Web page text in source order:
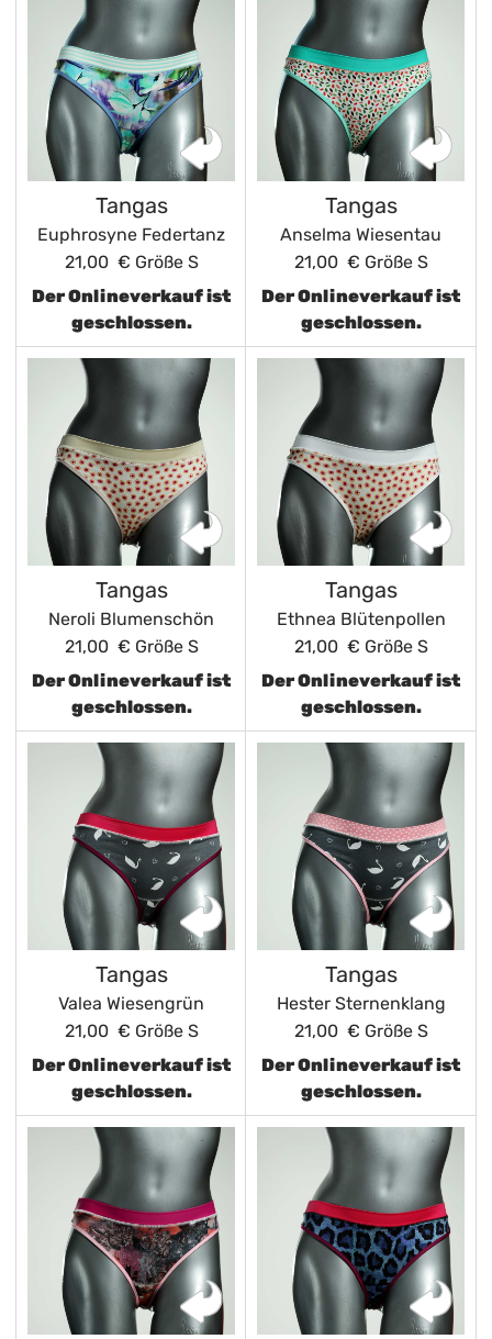
Tangas
Euphrosyne Federtanz
21,00 € Größe S
Der Onlineverkauf ist
geschlossen.
Tangas
Anselma Wiesentau
21,00 € Größe S
Der Onlineverkauf ist
geschlossen.
Tangas
Neroli Blumenschön
21,00 € Größe S
Der Onlineverkauf ist
geschlossen.
Tangas
Ethnea Blütenpollen
21,00 € Größe S
Der Onlineverkauf ist
geschlossen.
Tangas
Valea Wiesengrün
21,00 € Größe S
Der Onlineverkauf ist
geschlossen.
Tangas
Hester Sternenklang
21,00 € Größe S
Der Onlineverkauf ist
geschlossen.